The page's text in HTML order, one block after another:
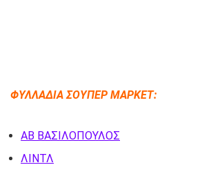
ΦΥΛΛΑΔΙΑ ΣΟΥΠΕΡ ΜΑΡΚΕΤ:
ΑΒ ΒΑΣΙΛΟΠΟΥΛΟΣ
ΛΙΝΤΛ